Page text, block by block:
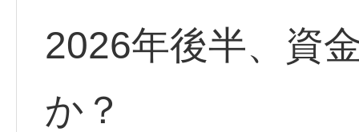
2026年後半、資
か？